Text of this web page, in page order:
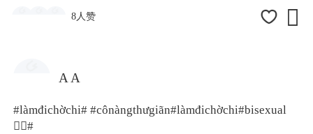
8人赞 
A A
#làmđichờchi# #cônàngthưgiãn#làmđichờchi#bisexual
🏳️‍🌈#